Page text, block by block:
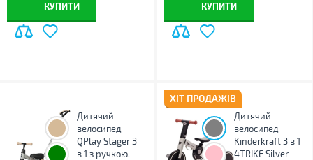
КУПИТИ КУПИТИ
Дитячий
велосипед
QPlay Stager 3
в 1 з ручкою,
ХІТ ПРОДАЖІВ
Дитячий
велосипед
Kinderkraft 3 в 1
4TRIKE Silver